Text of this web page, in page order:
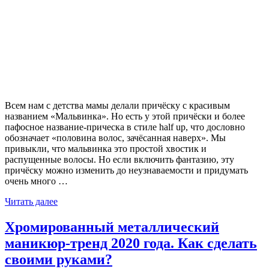
Всем нам с детства мамы делали причёску с красивым
названием «Мальвинка». Но есть у этой причёски и более
пафосное название-прическа в стиле half up, что дословно
обозначает «половина волос, зачёсанная наверх». Мы
привыкли, что мальвинка это простой хвостик и
распущенные волосы. Но если включить фантазию, эту
причёску можно изменить до неузнаваемости и придумать
очень много …
Читать далее
Хромированный металлический
маникюр-тренд 2020 года. Как сделать
своими руками?